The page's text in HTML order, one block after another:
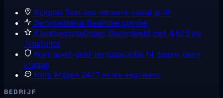
Kijkglas Test ons netwerk vanaf je IP
Servicestatus Realtime uptime
Klantbeoordelingen Beoordeeld met 4,6/5 op
Trustpilot
Niet-goed-geld-teruggarantie14 dagen, geen
vragen
Hulp krijgen 24/7, echte engineers
BEDRIJF